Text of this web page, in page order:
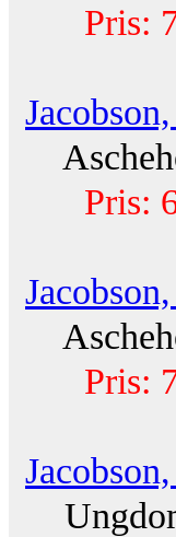
Pris:
Pris:
Pris: